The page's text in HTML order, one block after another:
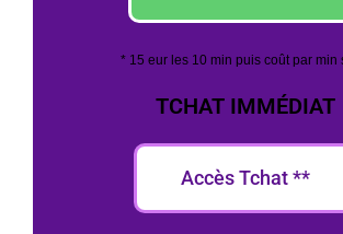
* 15 eur les 10 min puis coût par min
TCHAT IMMÉDIAT
Accès Tchat **